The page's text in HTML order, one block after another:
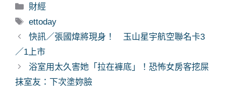
分
類
財經
標
籤
ettoday
快訊／張國煒將現身！ 玉山星宇航空聯名卡3
／1上市
浴室用太久害她「拉在褲底」！恐怖女房客挖屎
抹室友：下次塗妳臉